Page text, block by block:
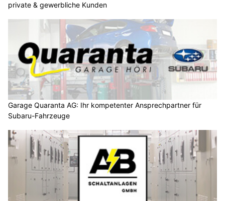
private & gewerbliche Kunden
Garage Quaranta AG: Ihr kompetenter Ansprechpartner für
Subaru-Fahrzeuge